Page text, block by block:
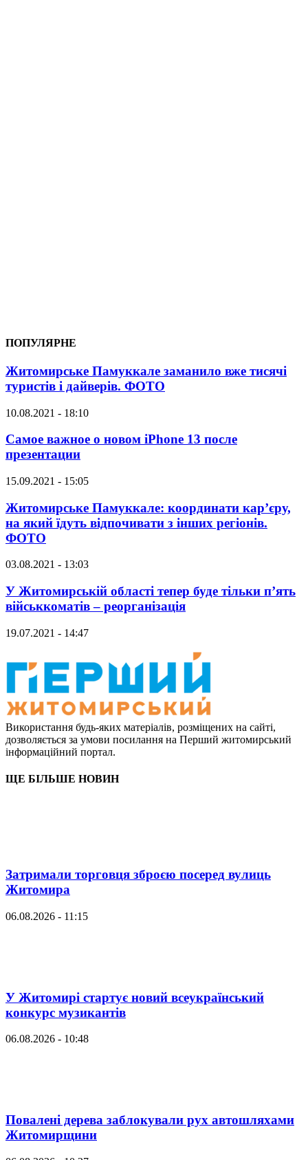
ПОПУЛЯРНЕ
Житомирське Памуккале заманило вже тисячі
туристів і дайверів. ФОТО
10.08.2021 - 18:10
Самое важное о новом iPhone 13 после
презентации
15.09.2021 - 15:05
Житомирське Памуккале: координати кар’єру,
на який їдуть відпочивати з інших регіонів.
ФОТО
03.08.2021 - 13:03
У Житомирській області тепер буде тільки п’ять
військкоматів – реорганізація
19.07.2021 - 14:47
Використання будь-яких матеріалів, розміщених на сайті,
дозволяється за умови посилання на Перший житомирський
інформаційний портал.
ЩЕ БІЛЬШЕ НОВИН
Затримали торговця зброєю посеред вулиць
Житомира
06.08.2026 - 11:15
У Житомирі стартує новий всеукраїнський
конкурс музикантів
06.08.2026 - 10:48
Повалені дерева заблокували рух автошляхами
Житомирщини